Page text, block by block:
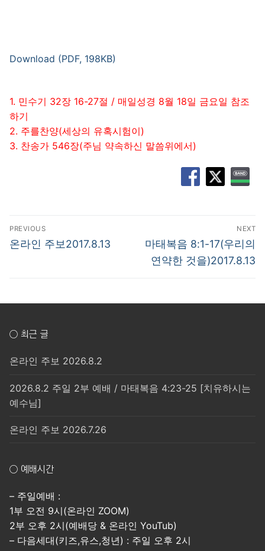
Download (PDF, 198KB)
1. 민수기 32장 16-27절 / 매일성경 8월 18일 금요일 참조
하기
2. 주를찬양(세상의 유혹시험이)
3. 찬송가 546장(주님 약속하신 말씀위에서)
글
탐
PREVIOUS
Previous
온라인 주보2017.8.13
NEXT
Next
post:
마태복음 8:1-17(우리의
연약한 것을)2017.8.13
○ 최근 글
온라인 주보 2026.8.2
2026.8.2 주일 2부 예배 / 마태복음 4:23-25 [치유하시는
예수님]
온라인 주보 2026.7.26
○ 예배시간
– 주일예배 :
1부 오전 9시(온라인 ZOOM)
2부 오후 2시(예배당 & 온라인 YouTub)
– 다음세대(키즈,유스,청년) : 주일 오후 2시